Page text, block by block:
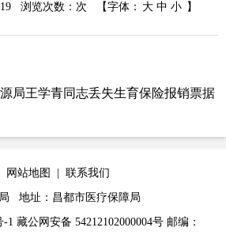
浏览次数： 次 【字体： 大 中 小 】
局王学青同志丢失生育保险报销票据
网站地图 联系我们
地址：昌都市医疗保障局
-1 藏公网安备 54212102000004号 邮编：